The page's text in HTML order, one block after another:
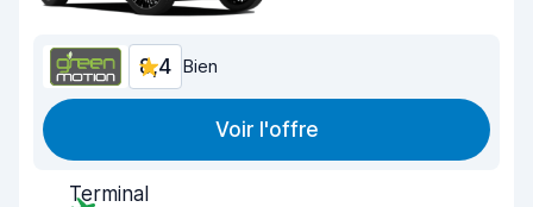
8,4 Bien
Voir l'offre
Terminal